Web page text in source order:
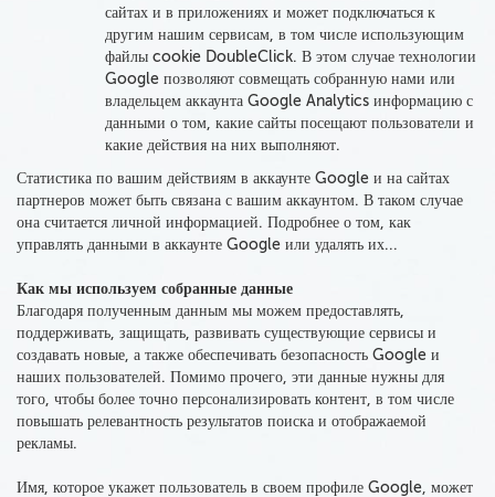
сайтах и в приложениях и может подключаться к
другим нашим сервисам, в том числе использующим
файлы cookie DoubleClick. В этом случае технологии
Google позволяют совмещать собранную нами или
владельцем аккаунта Google Analytics информацию с
данными о том, какие сайты посещают пользователи и
какие действия на них выполняют.
Статистика по вашим действиям в аккаунте Google и на сайтах
партнеров может быть связана с вашим аккаунтом. В таком случае
она считается личной информацией. Подробнее о том, как
управлять данными в аккаунте Google или удалять их...
Как мы используем собранные данные
Благодаря полученным данным мы можем предоставлять,
поддерживать, защищать, развивать существующие сервисы и
создавать новые, а также обеспечивать безопасность Google и
наших пользователей. Помимо прочего, эти данные нужны для
того, чтобы более точно персонализировать контент, в том числе
повышать релевантность результатов поиска и отображаемой
рекламы.
Имя, которое укажет пользователь в своем профиле Google, может